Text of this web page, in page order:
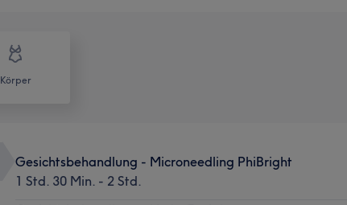
Körper
Gesichtsbehandlung - Microneedling PhiBright
1 Std. 30 Min. - 2 Std.